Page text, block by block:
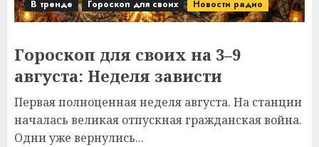
В тренде Гороскоп для своих Новости радио
Гороскоп для своих на 3–9
августа: Неделя зависти
Первая полноценная неделя августа. На станции
началась великая отпускная гражданская война.
Одни уже вернулись...